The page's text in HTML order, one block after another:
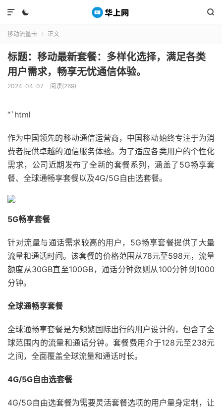
 

移动流量卡  正文
标题：移动最新套餐：多样化选择，满足各类
用户需求，畅享无忧通信体验。
2024-04-07 阅读(269)
“`html
作为中国领先的移动通信运营商，中国移动始终专注于为消
费者提供卓越的通信服务体验。为了适应各类用户的个性化
需求，公司近期发布了全新的套餐系列，涵盖了5G畅享套
餐、全球通畅享套餐以及4G/5G自由选套餐。
5G畅享套餐
针对流量与通话需求较高的用户，5G畅享套餐提供了大量
流量和通话时间。该套餐的价格范围从78元至598元，流量
额度从30GB直至100GB，通话分钟数则从100分钟到1000
分钟。
全球通畅享套餐
全球通畅享套餐是为频繁国际出行的用户设计的，包含了全
球范围内的流量和通话分钟。套餐费用介于128元至238元
之间，全面覆盖全球流量和通话时长。
4G/5G自由选套餐
4G/5G自由选套餐为需要灵活套餐选项的用户量身定制，让